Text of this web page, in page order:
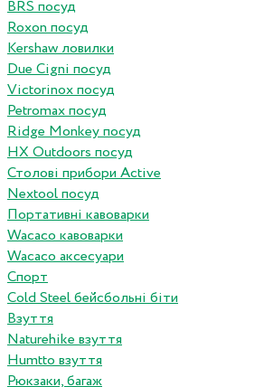
BRS посуд
Roxon посуд
Kershaw ловилки
Due Cigni посуд
Victorinox посуд
Petromax посуд
Ridge Monkey посуд
HX Outdoors посуд
Столові прибори Active
Nextool посуд
Портативні кавоварки
Wacaco кавоварки
Wacaco аксесуари
Спорт
Cold Steel бейсбольні біти
Взуття
Naturehike взуття
Humtto взуття
Рюкзаки, багаж